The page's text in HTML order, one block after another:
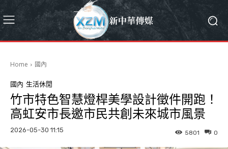
Home 國內
國內 生活休閒
竹市特色智慧燈桿美學設計徵件開跑！
高虹安市長邀市民共創未來城市風景
2026-05-30 11:15 0
5801